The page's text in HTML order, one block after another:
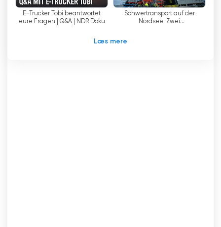
som helst og hvor som helst.
NDR Fernsehen er således en vigtig
informationskanal for folk i Hamborg,
E-Trucker Tobi beantwortet
eure Fragen | Q&A | NDR Doku
Schwertransport auf der
Nordsee: Zwei
Læs mere